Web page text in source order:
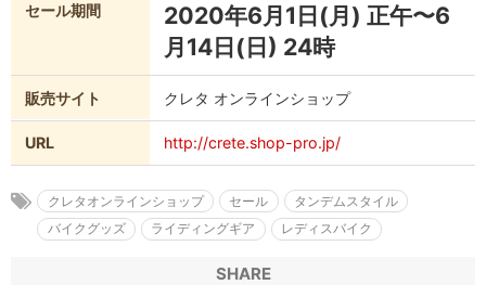
セール期間
2020年6月1日(月) 正午〜6
月14日(日) 24時
販売サイト クレタ オンラインショップ
URL http://crete.shop-pro.jp/
クレタオンラインショップ セール
タンデムスタイル
バイクグッズ
ライディングギア レディスバイク
SHARE